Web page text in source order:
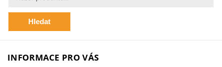
Hledat
INFORMACE PRO VÁS